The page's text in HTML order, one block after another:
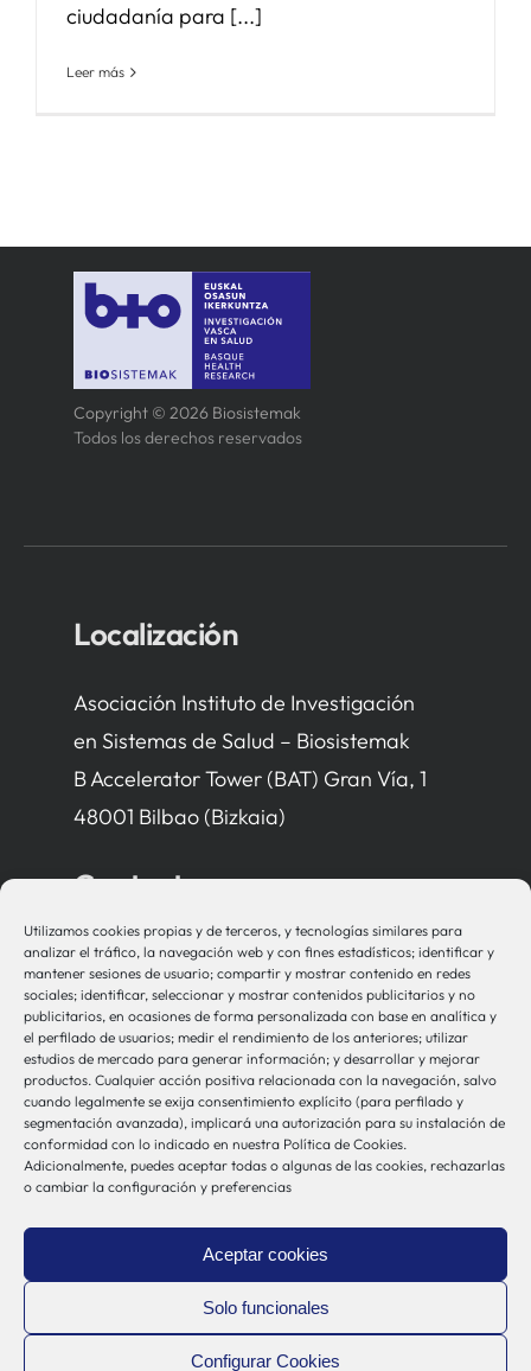
Utilizamos cookies propias y de terceros, y tecnologías similares para
analizar el tráfico, la navegación web y con fines estadísticos; identificar y
mantener sesiones de usuario; compartir y mostrar contenido en redes
sociales; identificar, seleccionar y mostrar contenidos publicitarios y no
publicitarios, en ocasiones de forma personalizada con base en analítica y
el perfilado de usuarios; medir el rendimiento de los anteriores; utilizar
estudios de mercado para generar información; y desarrollar y mejorar
productos. Cualquier acción positiva relacionada con la navegación, salvo
cuando legalmente se exija consentimiento explícito (para perfilado y
segmentación avanzada), implicará una autorización para su instalación de
conformidad con lo indicado en nuestra Política de Cookies.
Adicionalmente, puedes aceptar todas o algunas de las cookies, rechazarlas
o cambiar la configuración y preferencias
Aceptar cookies
Solo funcionales
Configurar Cookies
ciudadanía para [...]
Leer más
Copyright © 2026 Biosistemak
Todos los derechos reservados
Localización
Asociación Instituto de Investigación
en Sistemas de Salud – Biosistemak
B Accelerator Tower (BAT) Gran Vía, 1
48001 Bilbao (Bizkaia)
Contacto
bio-sistemak@bio-sistemak.eus
944 00 77 90
Otros Enlaces
Osakidetza
Política de Privacidad